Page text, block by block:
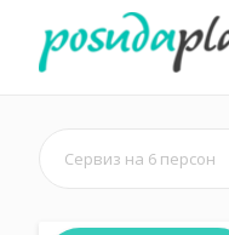
Сервиз на 6 персон